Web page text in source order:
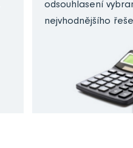
odsouhlasení
nejvhodnějšího